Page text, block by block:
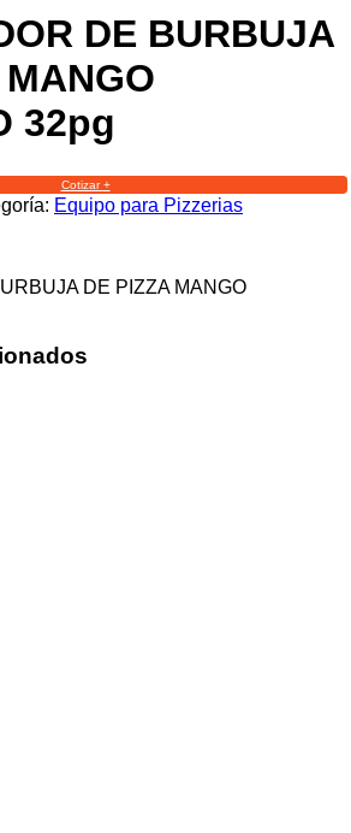
DE BURBUJA
32pg
Cotizar +
Equipo para Pizzerias
DE PIZZA MANGO